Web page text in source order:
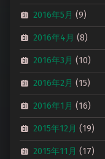
2016年5月 (9)
2016年4月 (8)
2016年3月 (10)
2016年2月 (15)
2016年1月 (16)
2015年12月 (19)
2015年11月 (17)